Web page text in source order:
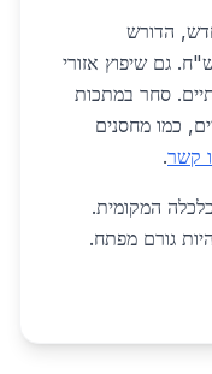
הדורש
במחיר 35 מיליון ש"ח. גם שיפוץ אזורי
סחר במתכות
כמו מחסנים
קשר.
המקומית.
גורם מפתח.